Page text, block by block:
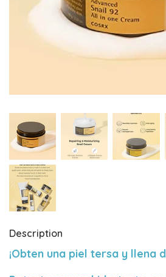
Description
¡Obten una piel tersa y llena